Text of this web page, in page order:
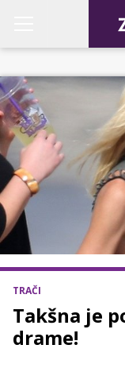
TRAČI
Takšna je
drame!